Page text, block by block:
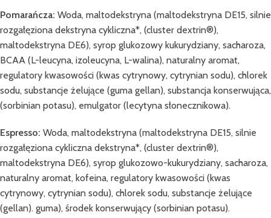
Pomarańcza: Woda, maltodekstryna (maltodekstryna DE15, silnie
rozgałęziona dekstryna cykliczna*, (cluster dextrin®),
maltodekstryna DE6), syrop glukozowy kukurydziany, sacharoza,
BCAA (L-leucyna, izoleucyna, L-walina), naturalny aromat,
regulatory kwasowości (kwas cytrynowy, cytrynian sodu), chlorek
sodu, substancje żelujące (guma gellan), substancja konserwująca,
(sorbinian potasu), emulgator (lecytyna słonecznikowa).
Espresso: Woda, maltodekstryna (maltodekstryna DE15, silnie
rozgałęziona cykliczna dekstryna*, (cluster dextrin®),
maltodekstryna DE6), syrop glukozowo-kukurydziany, sacharoza,
naturalny aromat, kofeina, regulatory kwasowości (kwas
cytrynowy, cytrynian sodu), chlorek sodu, substancje żelujące
(gellan). guma), środek konserwujący (sorbinian potasu).